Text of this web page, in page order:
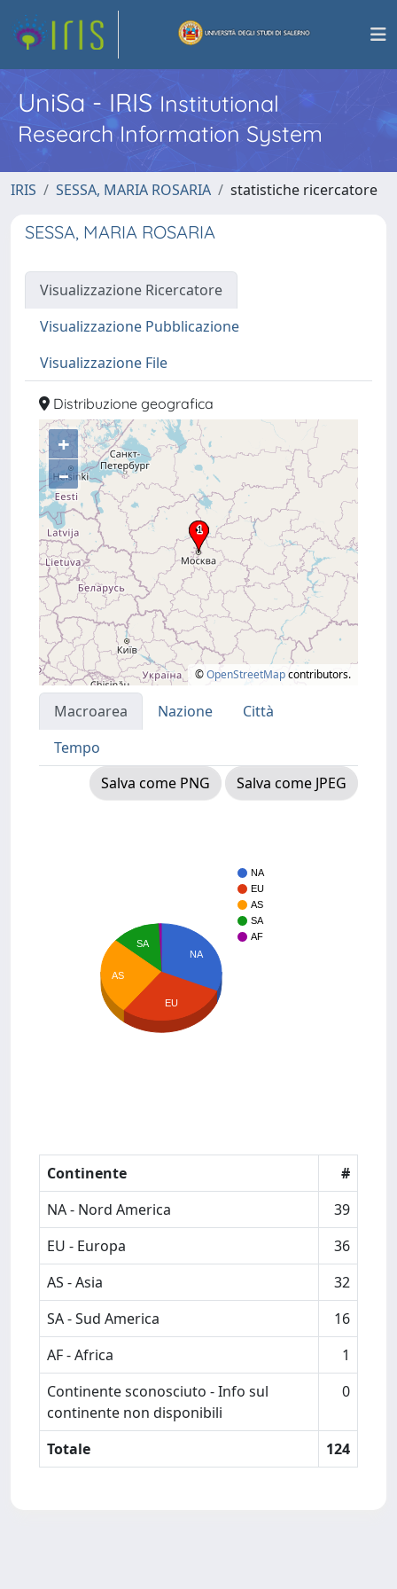
UniSa - IRISInstitutional
Research Information System
IRIS SESSA, MARIA ROSARIA statistiche ricercatore
SESSA, MARIA ROSARIA
Visualizzazione Ricercatore
Visualizzazione Pubblicazione
Visualizzazione File
Distribuzione geografica
+
–
©OpenStreetMapcontributors.
Macroarea Nazione
Città
Tempo
Salva come PNG
Salva come JPEG
NA
EU
AS
SA
AF
NA
SA
AS
EU
Continente
#
NA - Nord America
39
EU - Europa
36
AS - Asia
32
SA - Sud America
16
AF - Africa
1
Continente sconosciuto - Info sul
continente non disponibili
0
Totale 124